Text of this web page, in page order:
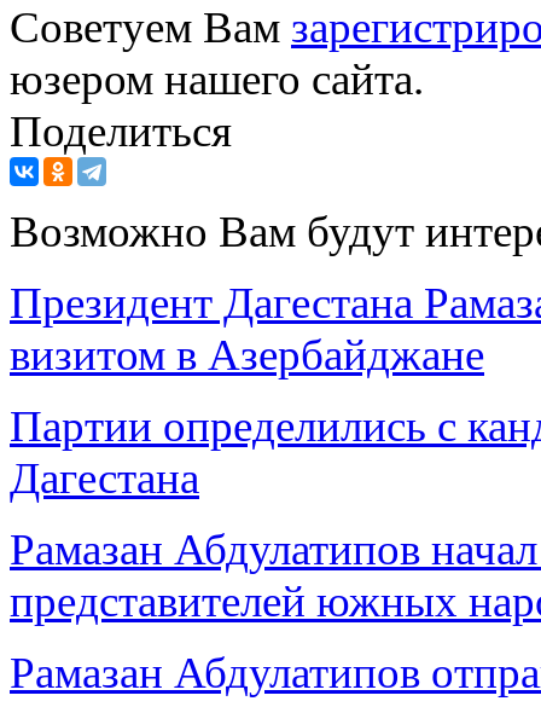
Советуем Вам
юзером нашего сайта.
Поделиться
Возможно Вам будут
Президент Дагестана
визитом в Азербайджане
Партии определились с
Дагестана
Рамазан Абдулатипов
представителей южных
Рамазан Абдулатипов